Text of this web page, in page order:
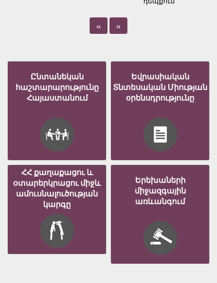
« »
Ընտանեկան
հաշտարարությունը
Հայաստանում
Եվրասիական
Տնտեսական Միության
օրենսդրությունը
ՀՀ քաղաքացու և
օտարերկրացու միջև
ամուսնալուծության
կարգը
Երեխաների
միջազգային
առևանգում